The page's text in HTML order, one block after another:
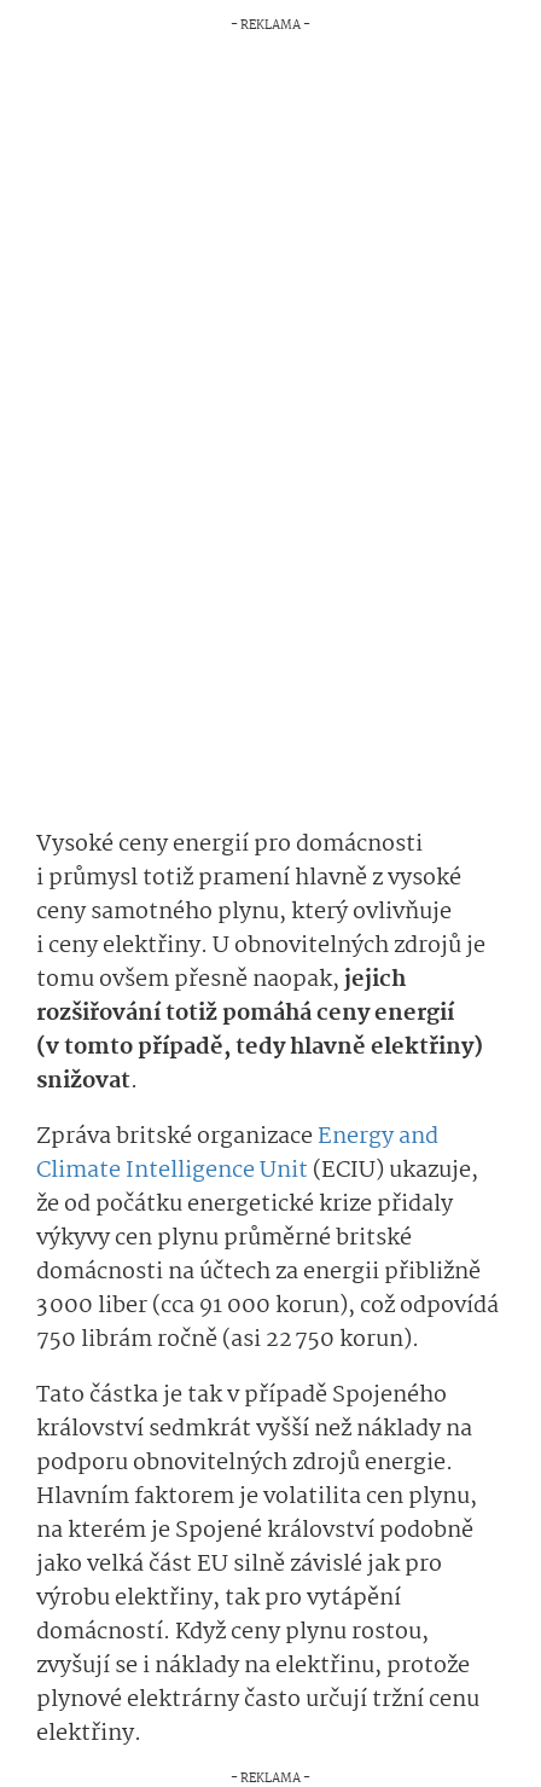
Vysoké ceny energií pro domácnosti
i průmysl totiž pramení hlavně z vysoké
ceny samotného plynu, který ovlivňuje
i ceny elektřiny. U obnovitelných zdrojů je
tomu ovšem přesně naopak,jejich
rozšiřování totiž pomáhá ceny energií
(v tomto případě, tedy hlavně elektřiny)
snižovat.
Zpráva britské organizaceEnergy and
Climate Intelligence Unit (ECIU) ukazuje,
že od počátku energetické krize přidaly
výkyvy cen plynu průměrné britské
domácnosti na účtech za energii přibližně
3 000 liber (cca 91 000 korun), což odpovídá
750 librám ročně (asi 22 750 korun).
Tato částka je tak v případě Spojeného
království sedmkrát vyšší než náklady na
podporu obnovitelných zdrojů energie.
Hlavním faktorem je volatilita cen plynu,
na kterém je Spojené království podobně
jako velká část EU silně závislé jak pro
výrobu elektřiny, tak pro vytápění
domácností. Když ceny plynu rostou,
zvyšují se i náklady na elektřinu, protože
plynové elektrárny často určují tržní cenu
elektřiny.